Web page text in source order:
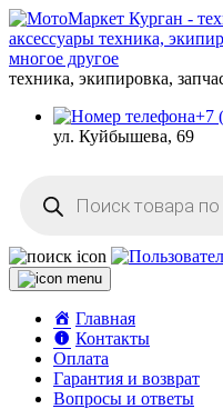
техника, экипировка,
+7
ул. Куйбышева, 69
товаров
Главная
Контакты
Оплата
Гарантия и возврат
Вопросы и ответы